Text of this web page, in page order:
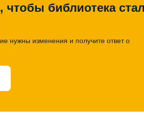
чтобы библиотека
нужны изменения и получите ответ о